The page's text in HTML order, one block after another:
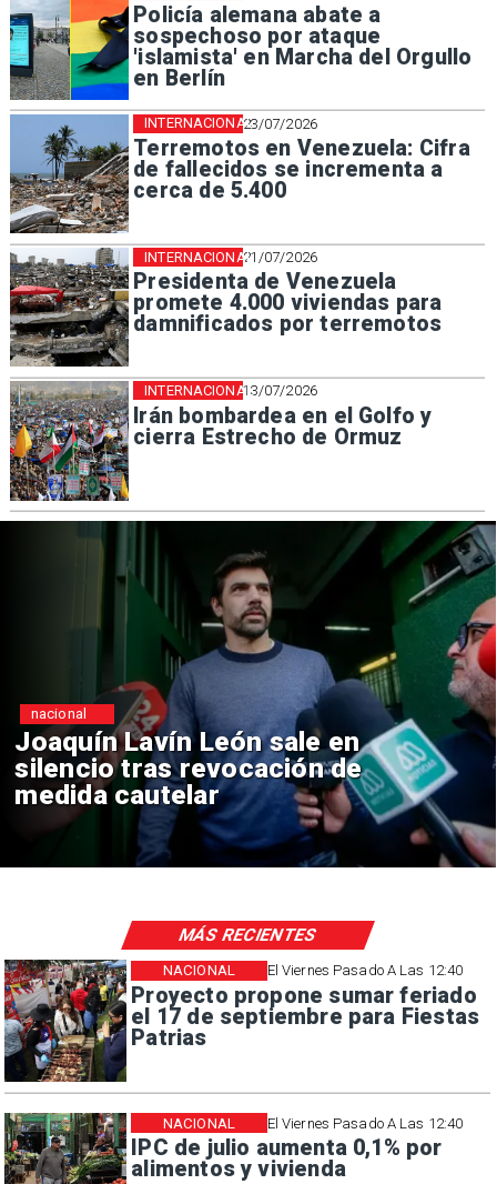
Policía alemana abate a
sospechoso por ataque
'islamista' en Marcha del Orgullo
en Berlín
23/07/2026
Terremotos en Venezuela: Cifra
de fallecidos se incrementa a
cerca de 5.400
INTERNACIONAL
21/07/2026
Presidenta de Venezuela
promete 4.000 viviendas para
damnificados por terremotos
INTERNACIONAL
13/07/2026
Irán bombardea en el Golfo y
cierra Estrecho de Ormuz
INTERNACIONAL
Chile y Venezuela formalizan
reinicio de relaciones
consulares
nacional
El Viernes Pasado A Las 12:40
Proyecto propone sumar feriado
el 17 de septiembre para Fiestas
Patrias
NACIONAL
El Viernes Pasado A Las 12:40
IPC de julio aumenta 0,1% por
alimentos y vivienda
NACIONAL
MÁS RECIENTES